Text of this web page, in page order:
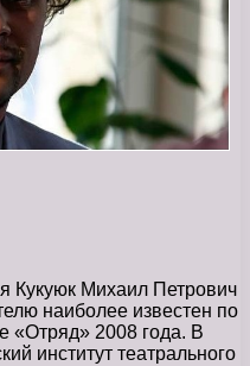
Кукуюк Михаил Петрович
наиболее известен по
«Отряд» 2008 года. В
институт театрального